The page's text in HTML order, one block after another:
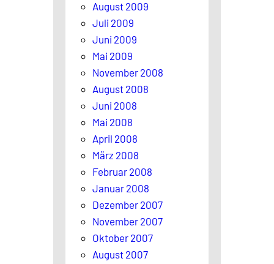
August 2009
Juli 2009
Juni 2009
Mai 2009
November 2008
August 2008
Juni 2008
Mai 2008
April 2008
März 2008
Februar 2008
Januar 2008
Dezember 2007
November 2007
Oktober 2007
August 2007